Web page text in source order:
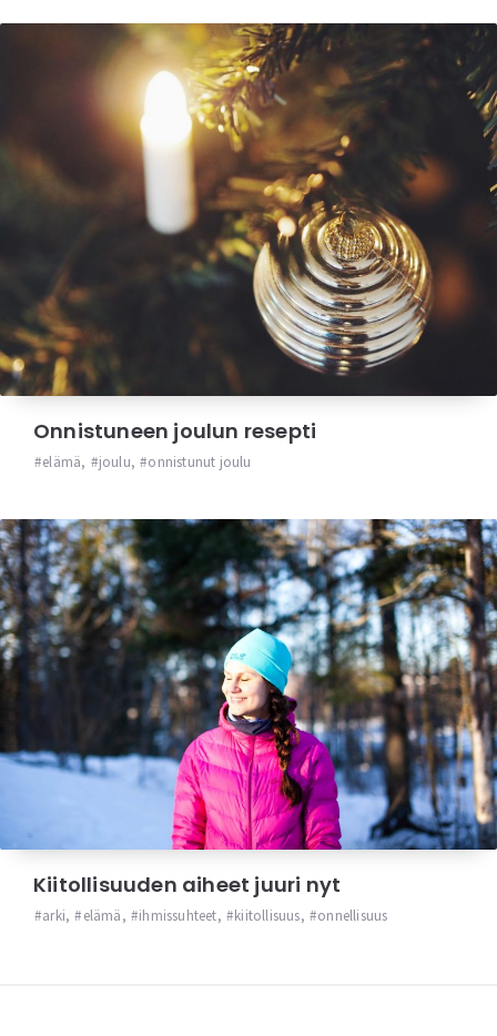
Onnistuneen joulun resepti
elämä, joulu, onnistunut joulu
Kiitollisuuden aiheet juuri nyt
arki, elämä, ihmissuhteet, kiitollisuus, onnellisuus